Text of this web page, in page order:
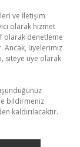
ve İletişim
olarak hizmet
olarak denetleme
Ancak, üyelerimiz
siteye üye olarak
bildirmeniz
kaldırılacaktır.